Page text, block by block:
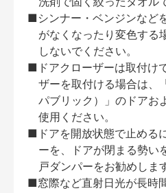
■シンナー・ベンジンなど
がなくなったり変色する
しないでください。
■ドアクローザーは取付け
ザーを取付ける場合は
パブリック）」のドアお
使用ください。
■ドアを開放状態で止める
ーを、ドアが閉まる勢い
戸ダンパーをお勧めしま
■窓際など直射日光が長時